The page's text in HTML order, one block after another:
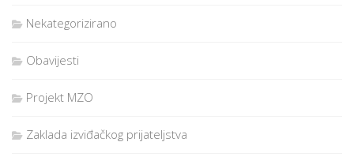
Nekategorizirano
Obavijesti
Projekt MZO
Zaklada izviđačkog prijateljstva